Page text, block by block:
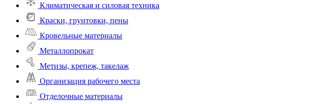
Климатическая и силовая техника
Краски, грунтовки, пены
Кровельные материалы
Металлопрокат
Метизы, крепеж, такелаж
Организация рабочего места
Отделочные материалы